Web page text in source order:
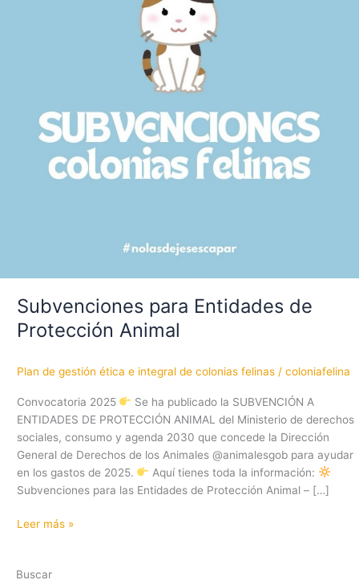
Subvenciones para Entidades de
Protección Animal
Plan de gestión ética e integral de colonias felinas/ coloniafelina
Convocatoria 2025
Se ha publicado la SUBVENCIÓN A
ENTIDADES DE PROTECCIÓN ANIMAL del Ministerio de derechos
sociales, consumo y agenda 2030 que concede la Dirección
General de Derechos de los Animales @animalesgob para ayudar
en los gastos de 2025.
Aquí tienes toda la información:
Subvenciones para las Entidades de Protección Animal – […]
Subvenciones
de
Leer más »
Buscar